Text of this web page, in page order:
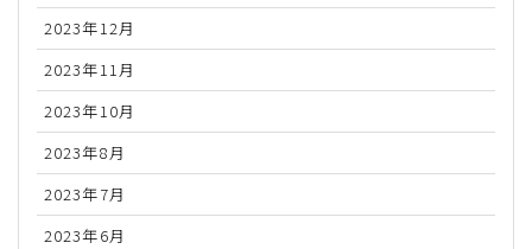
2023年12月
2023年11月
2023年10月
2023年8月
2023年7月
2023年6月